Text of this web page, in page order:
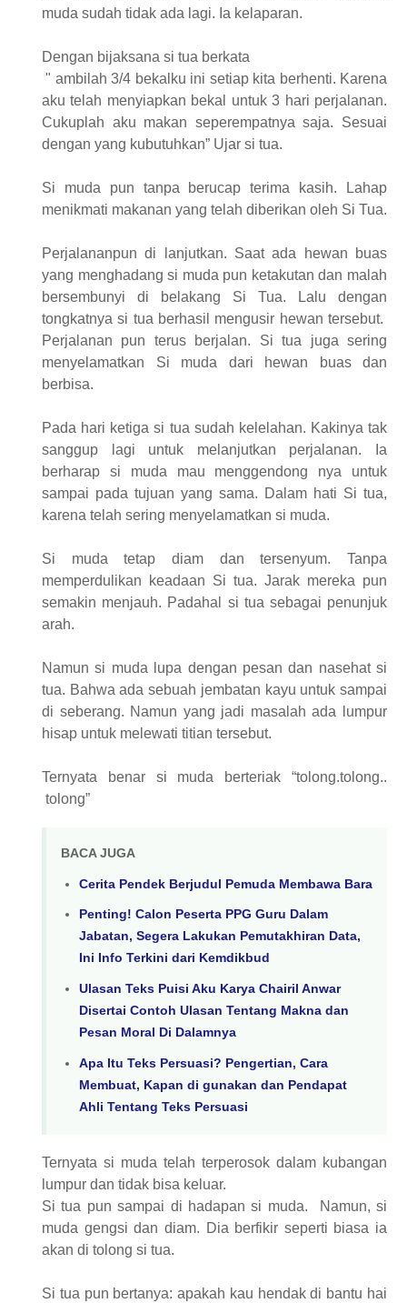
muda sudah tidak ada lagi. Ia kelaparan.
Dengan bijaksana si tua berkata
" ambilah 3/4 bekalku ini setiap kita berhenti. Karena
aku telah menyiapkan bekal untuk 3 hari perjalanan.
Cukuplah aku makan seperempatnya saja. Sesuai
dengan yang kubutuhkan” Ujar si tua.
Si muda pun tanpa berucap terima kasih. Lahap
menikmati makanan yang telah diberikan oleh Si Tua.
Perjalananpun di lanjutkan. Saat ada hewan buas
yang menghadang si muda pun ketakutan dan malah
bersembunyi di belakang Si Tua. Lalu dengan
tongkatnya si tua berhasil mengusir hewan tersebut.
Perjalanan pun terus berjalan. Si tua juga sering
menyelamatkan Si muda dari hewan buas dan
berbisa.
Pada hari ketiga si tua sudah kelelahan. Kakinya tak
sanggup lagi untuk melanjutkan perjalanan. Ia
berharap si muda mau menggendong nya untuk
sampai pada tujuan yang sama. Dalam hati Si tua,
karena telah sering menyelamatkan si muda.
Si muda tetap diam dan tersenyum. Tanpa
memperdulikan keadaan Si tua. Jarak mereka pun
semakin menjauh. Padahal si tua sebagai penunjuk
arah.
Namun si muda lupa dengan pesan dan nasehat si
tua. Bahwa ada sebuah jembatan kayu untuk sampai
di seberang. Namun yang jadi masalah ada lumpur
hisap untuk melewati titian tersebut.
Ternyata benar si muda berteriak “tolong.tolong..
tolong”
BACA JUGA
Cerita Pendek Berjudul Pemuda Membawa Bara
Penting! Calon Peserta PPG Guru Dalam
Jabatan, Segera Lakukan Pemutakhiran Data,
Ini Info Terkini dari Kemdikbud
Ulasan Teks Puisi Aku Karya Chairil Anwar
Disertai Contoh Ulasan Tentang Makna dan
Pesan Moral Di Dalamnya
Apa Itu Teks Persuasi? Pengertian, Cara
Membuat, Kapan di gunakan dan Pendapat
Ahli Tentang Teks Persuasi
Ternyata si muda telah terperosok dalam kubangan
lumpur dan tidak bisa keluar.
Si tua pun sampai di hadapan si muda.
Namun, si
muda gengsi dan diam. Dia berfikir seperti biasa ia
akan di tolong si tua.
Si tua pun bertanya: apakah kau hendak di bantu hai